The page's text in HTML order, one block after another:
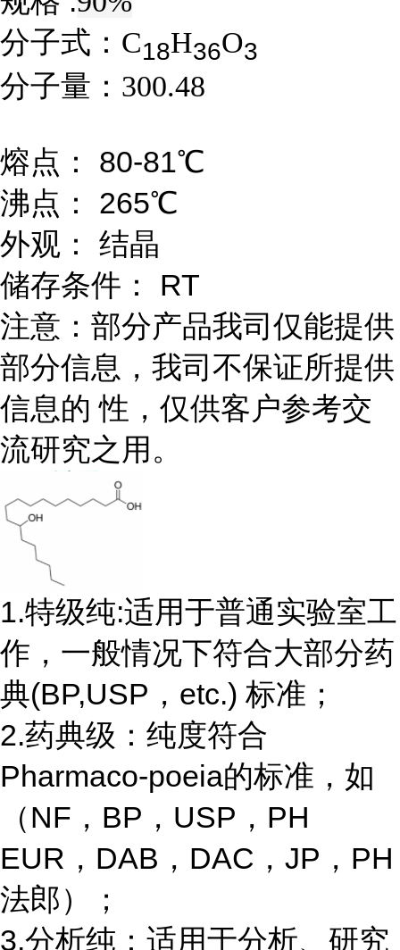
分子式： C18H36O3
分子量： 300.48
熔点： 80-81℃
沸点： 265℃
外观： 结晶
储存条件： RT
注意：部分产品我司仅能提供
部分信息，我司不保证所提供
信息的 性，仅供客户参考交
流研究之用。
1.特级纯:适用于普通实验室工
作，一般情况下符合大部分药
典(BP,USP，etc.) 标准；
2.药典级：纯度符合
Pharmaco-poeia的标准，如
（NF，BP，USP，PH
EUR，DAB，DAC，JP，PH
法郎）；
3.分析纯：适用于分析、研究